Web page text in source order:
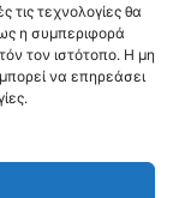
τεχνολογίες θα
η συμπεριφορά
τον ιστότοπο. Η μη
να επηρεάσει